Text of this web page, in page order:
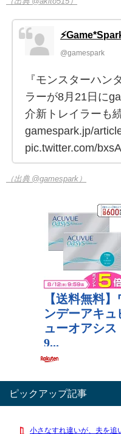
@gamespark
『モンスターハン
ラーが8月21日に
介新トレイラーも
gamespark.jp/
pic.twitter.com/
（出典 @gamespark）
ピックアップ記事